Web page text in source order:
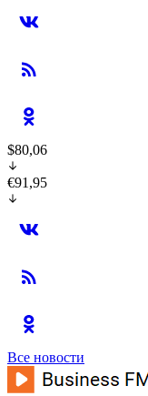
$80,06
€91,95
Все новости